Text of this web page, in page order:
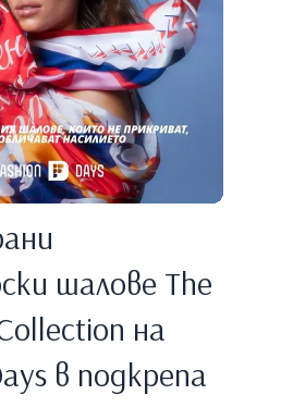
шалове The
на
в подкрепа